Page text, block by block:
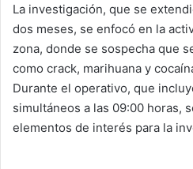
La investigación, que se
dos meses, se enfocó en la
zona, donde se sospecha que
como crack, marihuana y
Durante el operativo, que
simultáneos a las 09:00 horas,
elementos de interés para la